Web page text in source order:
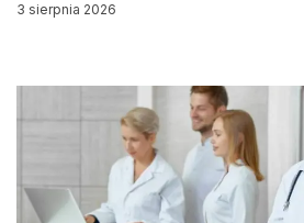
3 sierpnia 2026